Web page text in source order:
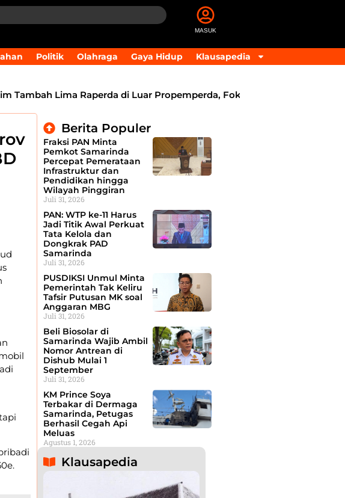
MASUK
Politik Olahraga Gaya Hidup Klausapedia
Lima Raperda di Luar Propemperda, Fokus Perkuat PAD dan
Berita Populer
Fraksi PAN Minta
Pemkot Samarinda
Percepat Pemerataan
Infrastruktur dan
Pendidikan hingga
Wilayah Pinggiran
Juli 31, 2026
PAN: WTP ke-11 Harus
Jadi Titik Awal Perkuat
Tata Kelola dan
Dongkrak PAD
Samarinda
Juli 31, 2026
PUSDIKSI Unmul Minta
Pemerintah Tak Keliru
Tafsir Putusan MK soal
Anggaran MBG
Juli 31, 2026
Beli Biosolar di
Samarinda Wajib Ambil
Nomor Antrean di
Dishub Mulai 1
September
Juli 31, 2026
KM Prince Soya
Terbakar di Dermaga
Samarinda, Petugas
Berhasil Cegah Api
Meluas
Agustus 1, 2026
Klausapedia